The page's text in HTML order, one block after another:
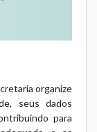
organize
seus dados
para